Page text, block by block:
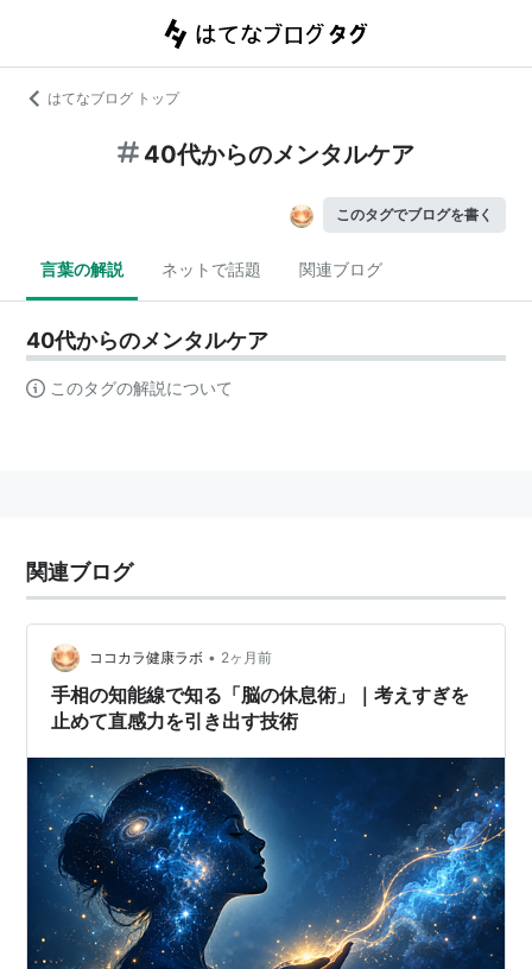
はてなブログ トップ
40代からのメンタルケア
このタグでブログを書く
言葉の解説 ネットで話題 関連ブログ
40代からのメンタルケア
このタグの解説について
関連ブログ
ココカラ健康ラボ • 2ヶ月前
手相の知能線で知る「脳の休息術」｜考えすぎを
止めて直感力を引き出す技術